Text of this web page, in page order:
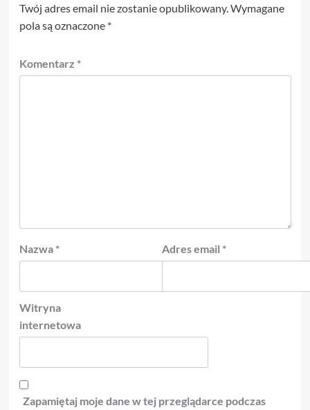
Twój adres email nie zostanie opublikowany.Wymagane
pola są oznaczone *
Komentarz *
Nazwa * Adres email *
Witryna
internetowa
Zapamiętaj moje dane w tej przeglądarce podczas